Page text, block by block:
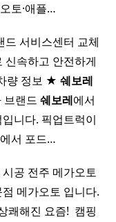
토·애플…
드 서비스센터 교체
신속하고 안전하게
량 정보 ★ 쉐보레
브랜드 쉐보레에서
니다. 픽업트럭이
서 포드…
공 전주 메가오토
메가오토 입니다.
쾌해진 요즘! ​ 캠핑